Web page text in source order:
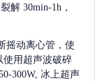
解 30min-1h，
摇动离心管，使
使用超声波破碎
300W, 冰上超声